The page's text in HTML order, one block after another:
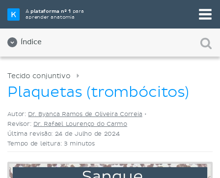
Aplataforma nº 1 para
aprender anatomia
Índice
Selecione a sua ferramenta de estudo favorita
Videoaulas
Tecido conjuntivo
Plaquetas (trombócitos)
Autor: Dr. Byanca Ramos de Oliveira Correia •
Revisor: Dr. Rafael Lourenço do Carmo
Última revisão: 24 de Julho de 2024
Tempo de leitura: 3 minutos